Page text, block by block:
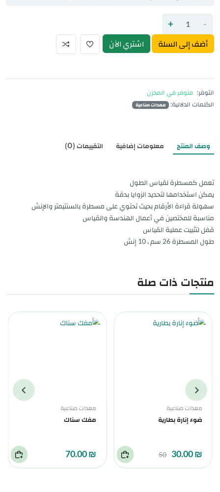
-
+
أضف إلى السلة اشتري الآن
التوفر: متوفر في المخزن
الكلمات الدلالية:
معدات صناعية
وصف المنتج معلومات إضافية التقييمات (0)
تعمل كمسطرة لقياس الطول
يمكن استخدامها لتحديد الزوايا بدقة
سهولة قراءة الأرقام بحيث تحتوي على مسطرة بالسنتيمتر والإنش
مناسبة للمختصين في أعمال الهندسة والقياس
قفل لتثبيت عملية القياس
طول المسطرة 26 سم ، 10 إنش
منتجات ذات صلة
معدات صناعية
ضوء إنارة بطارية
₪ 30.00
50
معدات صناعية
مفك سناك
₪ 70.00